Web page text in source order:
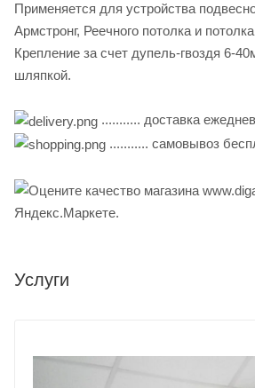
Применяется для устройства
Армстронг, Реечного потолка и
Крепление за счет дупель-гвоздя 6-
шляпкой.
........... доставка
........... самовывоз
Услуги